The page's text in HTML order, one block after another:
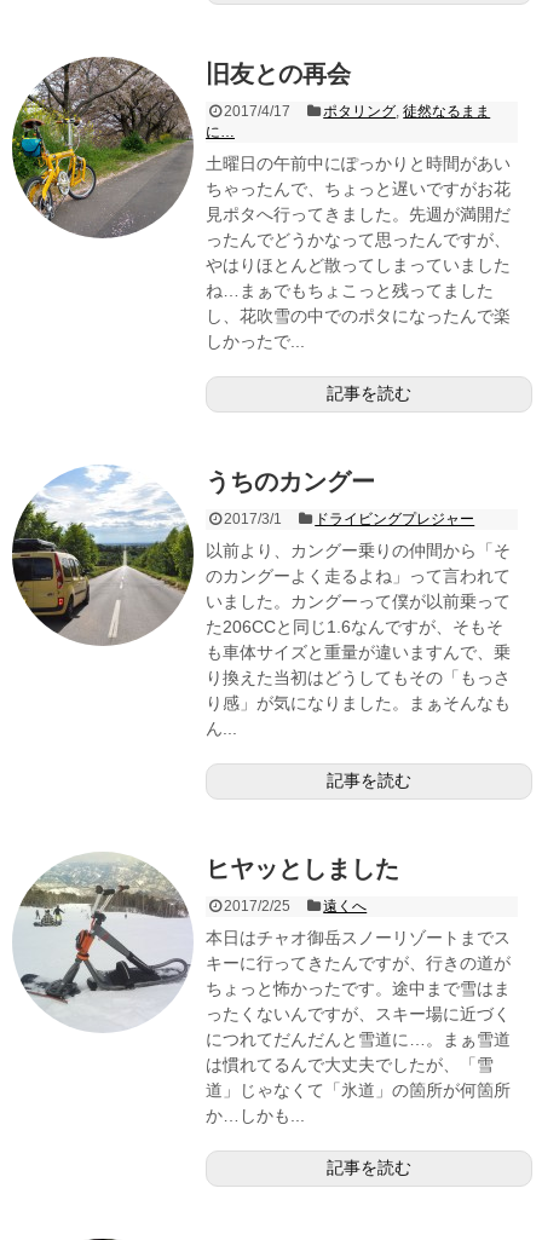
旧友との再会
2017/4/17 ポタリング,徒然なるまま
に…
土曜日の午前中にぽっかりと時間があい
ちゃったんで、ちょっと遅いですがお花
見ポタへ行ってきました。先週が満開だ
ったんでどうかなって思ったんですが、
やはりほとんど散ってしまっていました
ね…まぁでもちょこっと残ってました
し、花吹雪の中でのポタになったんで楽
しかったで...
記事を読む
うちのカングー
2017/3/1 ドライビングプレジャー
以前より、カングー乗りの仲間から「そ
のカングーよく走るよね」って言われて
いました。カングーって僕が以前乗って
た206CCと同じ1.6なんですが、そもそ
も車体サイズと重量が違いますんで、乗
り換えた当初はどうしてもその「もっさ
り感」が気になりました。まぁそんなも
ん...
記事を読む
ヒヤッとしました
2017/2/25 遠くへ
本日はチャオ御岳スノーリゾートまでス
キーに行ってきたんですが、行きの道が
ちょっと怖かったです。途中まで雪はま
ったくないんですが、スキー場に近づく
につれてだんだんと雪道に…。まぁ雪道
は慣れてるんで大丈夫でしたが、「雪
道」じゃなくて「氷道」の箇所が何箇所
か…しかも...
記事を読む